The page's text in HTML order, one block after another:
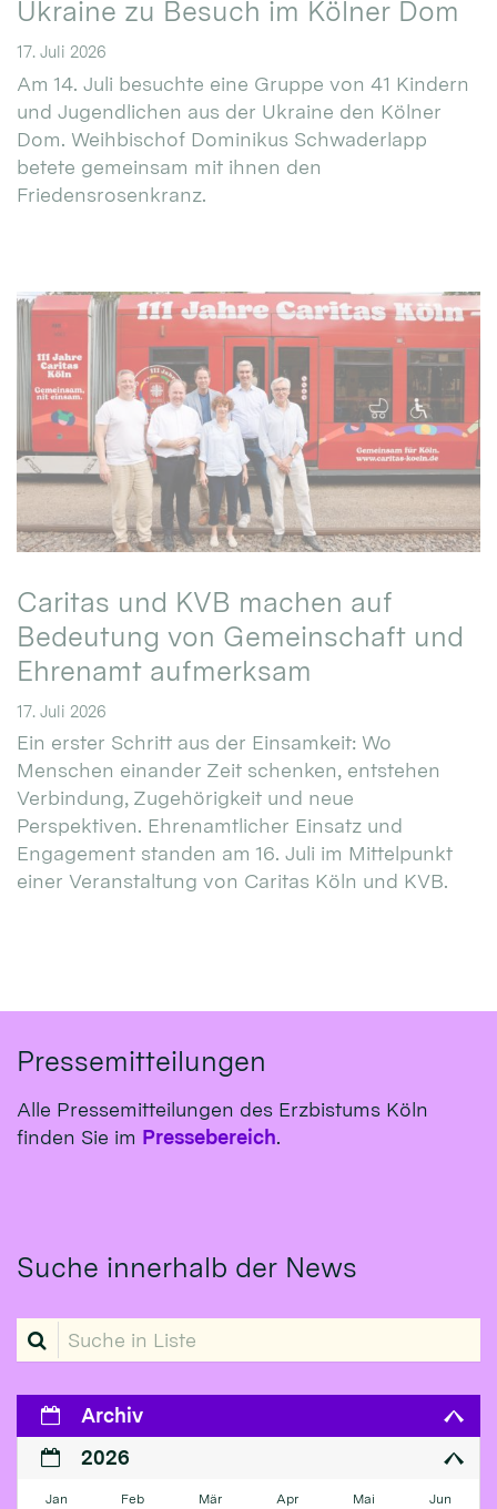
Ukraine zu Besuch im Kölner Dom
17. Juli 2026
Am 14. Juli besuchte eine Gruppe von 41 Kindern
und Jugendlichen aus der Ukraine den Kölner
Dom. Weihbischof Dominikus Schwaderlapp
betete gemeinsam mit ihnen den
Friedensrosenkranz.
Caritas und KVB machen auf
Bedeutung von Gemeinschaft und
Ehrenamt aufmerksam
17. Juli 2026
Ein erster Schritt aus der Einsamkeit: Wo
Menschen einander Zeit schenken, entstehen
Verbindung, Zugehörigkeit und neue
Perspektiven. Ehrenamtlicher Einsatz und
Engagement standen am 16. Juli im Mittelpunkt
einer Veranstaltung von Caritas Köln und KVB.
Pressemitteilungen
Alle Pressemitteilungen des Erzbistums Köln
finden Sie im Pressebereich.
Suche innerhalb der News
Suche in Liste
Archiv
2026
Jan Feb Mär Apr Mai Jun